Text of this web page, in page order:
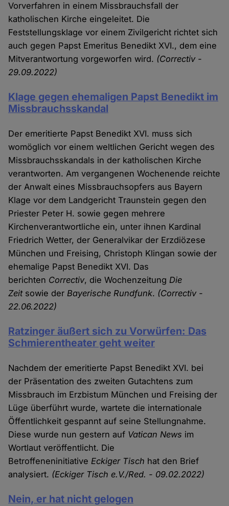
Vorverfahren in einem Missbrauchsfall der
katholischen Kirche eingeleitet. Die
Feststellungsklage vor einem Zivilgericht richtet sich
auch gegen Papst Emeritus Benedikt XVI., dem eine
Mitverantwortung vorgeworfen wird. (Correctiv -
29.09.2022)
Klage gegen ehemaligen Papst Benedikt im
Missbrauchsskandal
Der emeritierte Papst Benedikt XVI. muss sich
womöglich vor einem weltlichen Gericht wegen des
Missbrauchsskandals in der katholischen Kirche
verantworten. Am vergangenen Wochenende reichte
der Anwalt eines Missbrauchsopfers aus Bayern
Klage vor dem Landgericht Traunstein gegen den
Priester Peter H. sowie gegen mehrere
Kirchenverantwortliche ein, unter ihnen Kardinal
Friedrich Wetter, der Generalvikar der Erzdiözese
München und Freising, Christoph Klingan sowie der
ehemalige Papst Benedikt XVI. Das
berichten Correctiv, die WochenzeitungDie
Zeit sowie derBayerische Rundfunk. (Correctiv -
22.06.2022)
Ratzinger äußert sich zu Vorwürfen: Das
Schmierentheater geht weiter
Nachdem der emeritierte Papst Benedikt XVI. bei
der Präsentation des zweiten Gutachtens zum
Missbrauch im Erzbistum München und Freising der
Lüge überführt wurde, wartete die internationale
Öffentlichkeit gespannt auf seine Stellungnahme.
Diese wurde nun gestern auf Vatican News im
Wortlaut veröffentlicht. Die
BetroffeneninitiativeEckiger Tisch hat den Brief
analysiert. (Eckiger Tisch e.V./Red. - 09.02.2022)
Nein, er hat nicht gelogen